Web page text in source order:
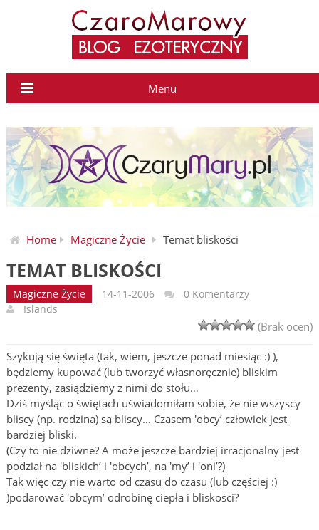
Menu
Home Magiczne Życie Temat bliskości
TEMAT BLISKOŚCI
Magiczne Życie 14-11-2006
0 Komentarzy
Islands
(Brak ocen)
Szykują się święta (tak, wiem, jeszcze ponad miesiąc :) ),
będziemy kupować (lub tworzyć własnoręcznie) bliskim
prezenty, zasiądziemy z nimi do stołu…
Dziś myśląc o świętach uświadomiłam sobie, że nie wszyscy
bliscy (np. rodzina) są bliscy… Czasem 'obcy’ człowiek jest
bardziej bliski.
(Czy to nie dziwne? A może jeszcze bardziej irracjonalny jest
podział na 'bliskich’ i 'obcych’, na 'my’ i 'oni’?)
Tak więc czy nie warto od czasu do czasu (lub częściej :)
)podarować 'obcym’ odrobinę ciepła i bliskości?